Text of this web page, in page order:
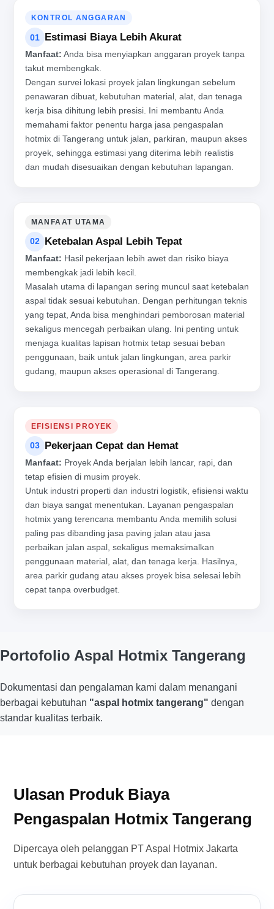
KONTROL ANGGARAN
01 Estimasi Biaya Lebih Akurat
Manfaat: Anda bisa menyiapkan anggaran proyek tanpa
takut membengkak.
Dengan survei lokasi proyek jalan lingkungan sebelum
penawaran dibuat, kebutuhan material, alat, dan tenaga
kerja bisa dihitung lebih presisi. Ini membantu Anda
memahami faktor penentu harga jasa pengaspalan
hotmix di Tangerang untuk jalan, parkiran, maupun akses
proyek, sehingga estimasi yang diterima lebih realistis
dan mudah disesuaikan dengan kebutuhan lapangan.
MANFAAT UTAMA
02 Ketebalan Aspal Lebih Tepat
Manfaat: Hasil pekerjaan lebih awet dan risiko biaya
membengkak jadi lebih kecil.
Masalah utama di lapangan sering muncul saat ketebalan
aspal tidak sesuai kebutuhan. Dengan perhitungan teknis
yang tepat, Anda bisa menghindari pemborosan material
sekaligus mencegah perbaikan ulang. Ini penting untuk
menjaga kualitas lapisan hotmix tetap sesuai beban
penggunaan, baik untuk jalan lingkungan, area parkir
gudang, maupun akses operasional di Tangerang.
EFISIENSI PROYEK
03 Pekerjaan Cepat dan Hemat
Manfaat: Proyek Anda berjalan lebih lancar, rapi, dan
tetap efisien di musim proyek.
Untuk industri properti dan industri logistik, efisiensi waktu
dan biaya sangat menentukan. Layanan pengaspalan
hotmix yang terencana membantu Anda memilih solusi
paling pas dibanding jasa paving jalan atau jasa
perbaikan jalan aspal, sekaligus memaksimalkan
penggunaan material, alat, dan tenaga kerja. Hasilnya,
area parkir gudang atau akses proyek bisa selesai lebih
cepat tanpa overbudget.
Portofolio Aspal Hotmix Tangerang
Dokumentasi dan pengalaman kami dalam menangani
berbagai kebutuhan "aspal hotmix tangerang" dengan
standar kualitas terbaik.
Ulasan Produk Biaya
Pengaspalan Hotmix Tangerang
Dipercaya oleh pelanggan PT Aspal Hotmix Jakarta
untuk berbagai kebutuhan proyek dan layanan.